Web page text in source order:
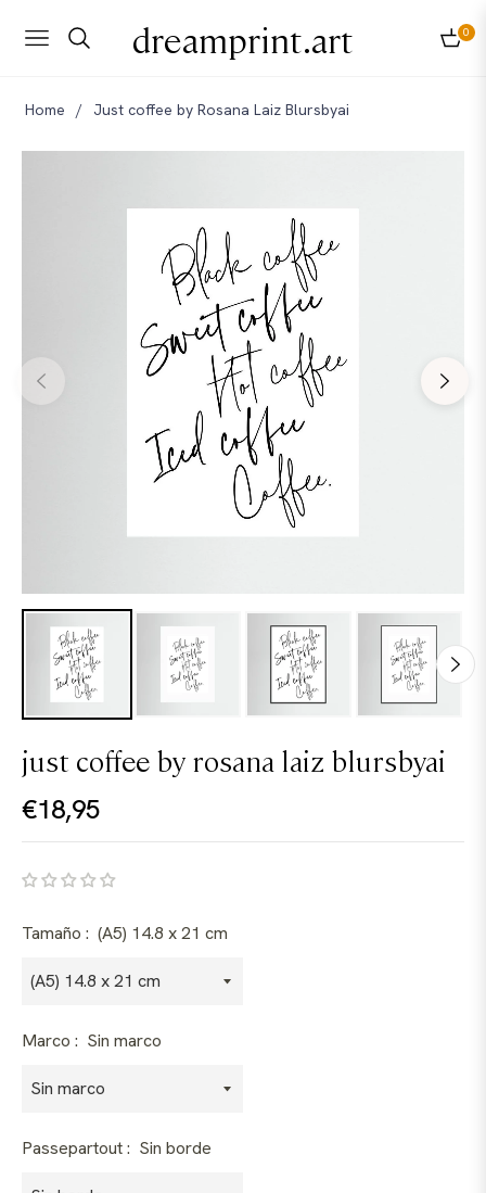
Navigation dreamprint.art 0
Home / Just coffee by Rosana Laiz Blursbyai
just coffee by rosana laiz blursbyai
Precio
€18,95
Tamaño : (A5) 14.8 x 21 cm
Marco : Sin marco
Passepartout : Sin borde